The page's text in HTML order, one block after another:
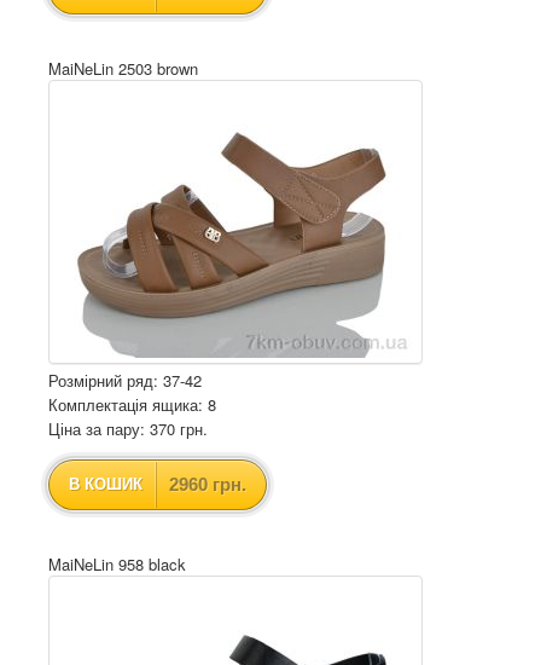
MaiNeLin 2503 brown
Розмірний ряд: 37-42
Комплектація ящика: 8
Ціна за пару: 370 грн.
В КОШИК 2960 грн.
MaiNeLin 958 black